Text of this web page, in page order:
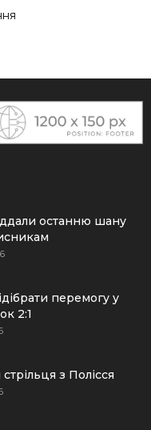
останню шану
перемогу у
2:1
з Полісся